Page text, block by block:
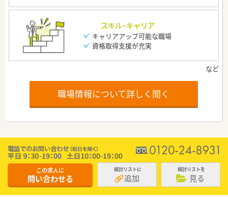
スキル・キャリア
キャリアアップ可能な職場
資格取得支援が充実
職場情報について詳しく聞く
この求人に
問い合わせる
検討リストに
追加
検討リストを
見る